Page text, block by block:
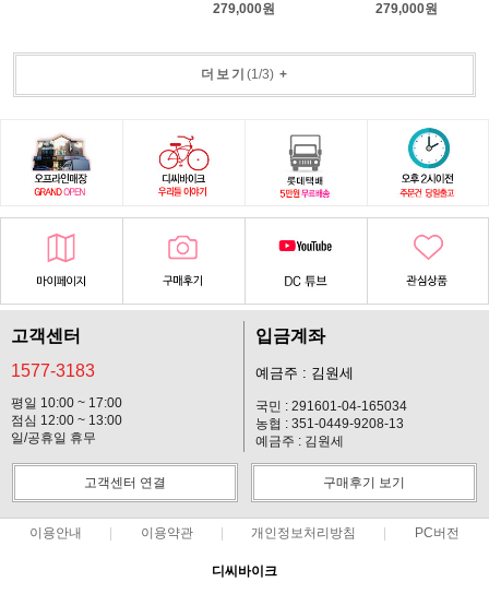
279,000원
279,000원
더보기 (1/3)+
고객센터
1577-3183
평일 10:00 ~ 17:00
점심 12:00 ~ 13:00
일/공휴일 휴무
입금계좌
예금주 : 김원세
국민 : 291601-04-165034
농협 : 351-0449-9208-13
예금주 : 김원세
고객센터 연결 구매후기 보기
이용안내 이용약관 개인정보처리방침 PC버전
디씨바이크